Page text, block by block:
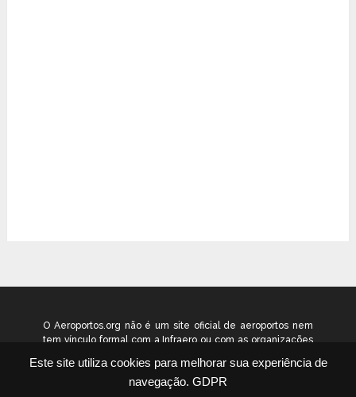
Este site utiliza cookies para melhorar sua experiência de
navegação. GDPR
O Aeroportos.org não é um site oficial de aeroportos nem
tem vínculo formal com a Infraero ou com as organizações
como um guia independente de informação voltado ao
público geral. © 2026 aeroportos.org – Todos os direitos